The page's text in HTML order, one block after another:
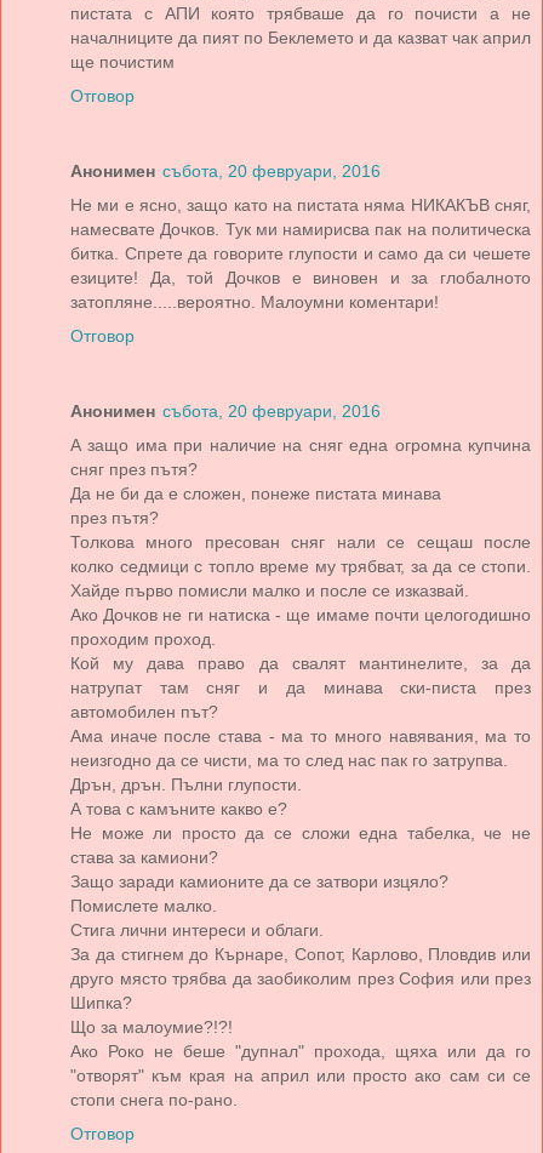
пистата с АПИ която трябваше да го почисти а не
началниците да пият по Беклемето и да казват чак април
ще почистим
Отговор
Анонимен събота, 20 февруари, 2016
Не ми е ясно, защо като на пистата няма НИКАКЪВ сняг,
намесвате Дочков. Тук ми намирисва пак на политическа
битка. Спрете да говорите глупости и само да си чешете
езиците! Да, той Дочков е виновен и за глобалното
затопляне.....вероятно. Малоумни коментари!
Отговор
Анонимен събота, 20 февруари, 2016
А защо има при наличие на сняг една огромна купчина
сняг през пътя?
Да не би да е сложен, понеже пистата минава
през пътя?
Толкова много пресован сняг нали се сещаш после
колко седмици с топло време му трябват, за да се стопи.
Хайде първо помисли малко и после се изказвай.
Ако Дочков не ги натиска - ще имаме почти целогодишно
проходим проход.
Кой му дава право да свалят мантинелите, за да
натрупат там сняг и да минава ски-писта през
автомобилен път?
Ама иначе после става - ма то много навявания, ма то
неизгодно да се чисти, ма то след нас пак го затрупва.
Дрън, дрън. Пълни глупости.
А това с камъните какво е?
Не може ли просто да се сложи една табелка, че не
става за камиони?
Защо заради камионите да се затвори изцяло?
Помислете малко.
Стига лични интереси и облаги.
За да стигнем до Кърнаре, Сопот, Карлово, Пловдив или
друго място трябва да заобиколим през София или през
Шипка?
Що за малоумие?!?!
Ако Роко не беше "дупнал" прохода, щяха или да го
"отворят" към края на април или просто ако сам си се
стопи снега по-рано.
Отговор